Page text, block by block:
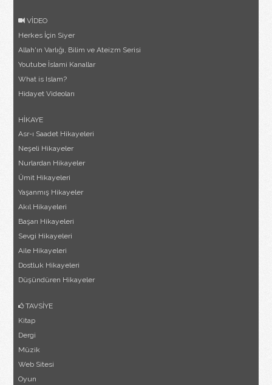
VİDEO
Herkes İçin Siyer
Allah'ın Varlığı, Bilim ve Ateizm Serisi
Youtube İslami Kanallar
What is Islam?
Hidayet Videoları
HİKAYE
Asr-ı Saadet Hikayeleri
Neşeli Hikayeler
Nurlardan Hikayeler
Ümit Hikayeleri
Yaşanmış Hikayeler
Akıl Hikayeleri
Başarı Hikayeleri
Sevgi Hikayeleri
Aile Hikayeleri
Dostluk Hikayeleri
Düşündüren Hikayeler
TAVSİYE
Kitap
Dergi
Müzik
Web Sitesi
Oyun